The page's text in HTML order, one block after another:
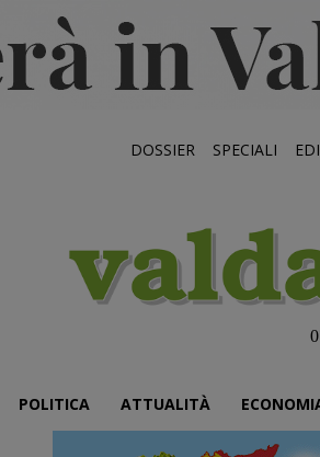
DOSSIER SPECIALI
POLITICA ATTUALITÀ